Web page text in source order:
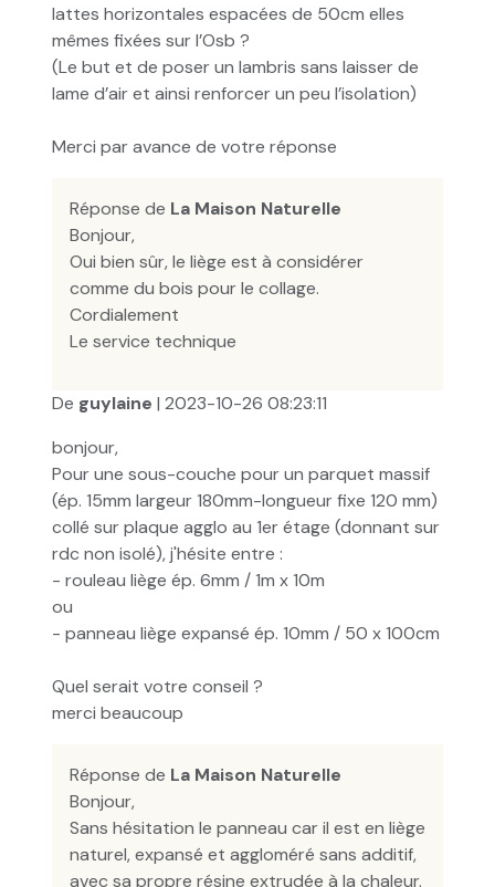
lattes horizontales espacées de 50cm elles
mêmes fixées sur l’Osb ?
(Le but et de poser un lambris sans laisser de
lame d’air et ainsi renforcer un peu l’isolation)
Merci par avance de votre réponse
Réponse de La Maison Naturelle
Bonjour,
Oui bien sûr, le liège est à considérer
comme du bois pour le collage.
Cordialement
Le service technique
De guylaine | 2023-10-26 08:23:11
bonjour,
Pour une sous-couche pour un parquet massif
(ép. 15mm largeur 180mm-longueur fixe 120 mm)
collé sur plaque agglo au 1er étage (donnant sur
rdc non isolé), j'hésite entre :
- rouleau liège ép. 6mm / 1m x 10m
ou
- panneau liège expansé ép. 10mm / 50 x 100cm
Quel serait votre conseil ?
merci beaucoup
Réponse de La Maison Naturelle
Bonjour,
Sans hésitation le panneau car il est en liège
naturel, expansé et aggloméré sans additif,
avec sa propre résine extrudée à la chaleur.